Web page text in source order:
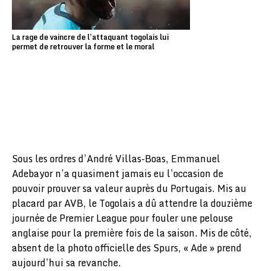
La rage de vaincre de l’attaquant togolais lui
permet de retrouver la forme et le moral
Sous les ordres d’André Villas-Boas, Emmanuel
Adebayor n’a quasiment jamais eu l’occasion de
pouvoir prouver sa valeur auprès du Portugais. Mis au
placard par AVB, le Togolais a dû attendre la douzième
journée de Premier League pour fouler une pelouse
anglaise pour la première fois de la saison. Mis de côté,
absent de la photo officielle des Spurs, « Ade » prend
aujourd’hui sa revanche.